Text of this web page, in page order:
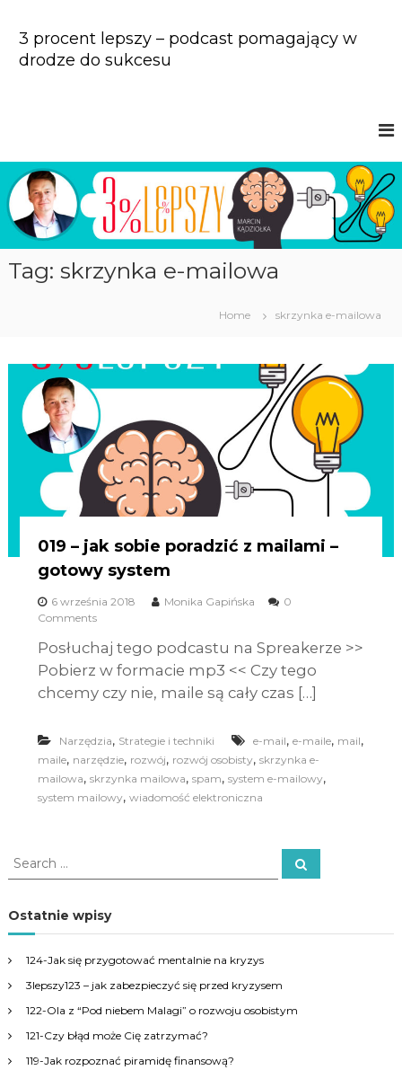
n
e
n
3 procent lepszy – podcast pomagający w
drodze do sukcesu
Tag: skrzynka e-mailowa
Home skrzynka e-mailowa
019 – jak sobie poradzić z mailami –
gotowy system
6 września 2018 Monika Gapińska
0
Comments
Posłuchaj tego podcastu na Spreakerze >>
Pobierz w formacie mp3 << Czy tego
chcemy czy nie, maile są cały czas […]
Narzędzia, Strategie i techniki e-mail, e-maile, mail,
maile, narzędzie, rozwój, rozwój osobisty, skrzynka e-
mailowa, skrzynka mailowa, spam, system e-mailowy,
system mailowy, wiadomość elektroniczna
S
e
r
c
o
r
S
e
Ostatnie wpisy
124-Jak się przygotować mentalnie na kryzys
3lepszy123 – jak zabezpieczyć się przed kryzysem
122-Ola z “Pod niebem Malagi” o rozwoju osobistym
121-Czy błąd może Cię zatrzymać?
119-Jak rozpoznać piramidę finansową?